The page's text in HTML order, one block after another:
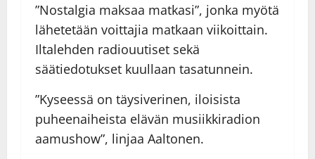
”Nostalgia maksaa matkasi”, jonka myötä
lähetetään voittajia matkaan viikoittain.
Iltalehden radiouutiset sekä
säätiedotukset kuullaan tasatunnein.
”Kyseessä on täysiverinen, iloisista
puheenaiheista elävän musiikkiradion
aamushow”, linjaa Aaltonen.